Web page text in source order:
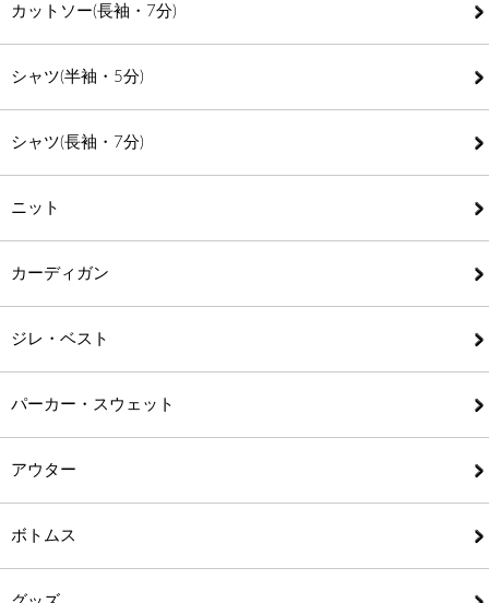
カットソー(長袖・7分)
シャツ(半袖・5分)
シャツ(長袖・7分)
ニット
カーディガン
ジレ・ベスト
パーカー・スウェット
アウター
ボトムス